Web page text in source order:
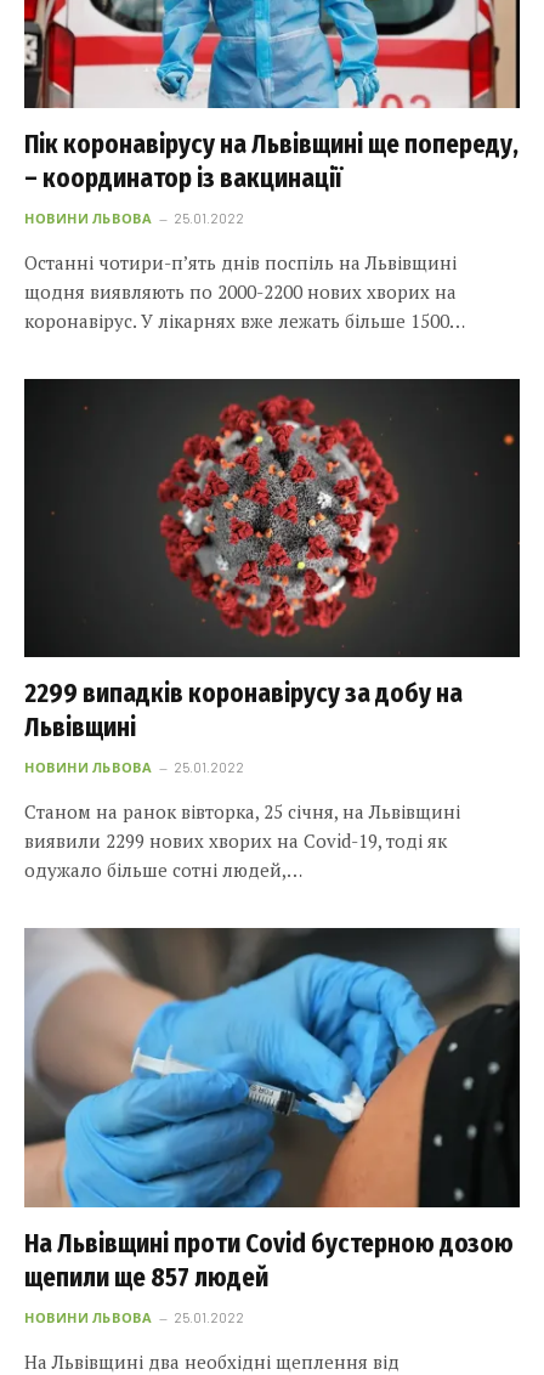
Пік коронавірусу на Львівщині ще попереду,
– координатор із вакцинації
НОВИНИ ЛЬВОВА 25.01.2022
Останні чотири-п’ять днів поспіль на Львівщині
щодня виявляють по 2000-2200 нових хворих на
коронавірус. У лікарнях вже лежать більше 1500…
2299 випадків коронавірусу за добу на
Львівщині
НОВИНИ ЛЬВОВА 25.01.2022
Станом на ранок вівторка, 25 січня, на Львівщині
виявили 2299 нових хворих на Covid-19, тоді як
одужало більше сотні людей,…
На Львівщині проти Covid бустерною дозою
щепили ще 857 людей
НОВИНИ ЛЬВОВА 25.01.2022
На Львівщині два необхідні щеплення від